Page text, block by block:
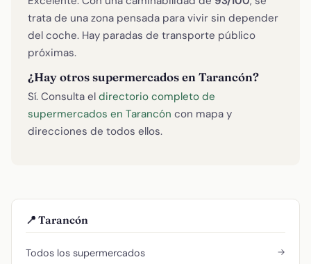
trata de una zona pensada para vivir sin depender
del coche. Hay paradas de transporte público
próximas.
¿Hay otros supermercados en Tarancón?
Sí. Consulta el directorio completo de
supermercados en Tarancón con mapa y
direcciones de todos ellos.
📍 Tarancón
Todos los supermercados →